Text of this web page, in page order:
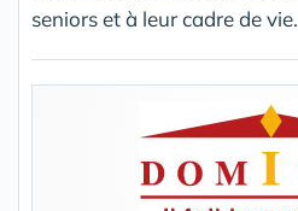
seniors et à leur cadre de vie.